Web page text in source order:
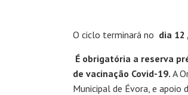
O ciclo terminará no dia 12
É obrigatória a reserva
de vacinação Covid-19. A
Municipal de Évora, e apoio